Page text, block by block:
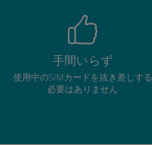
手間いらず
使用中のSIMカードを抜き差しする
必要はありません